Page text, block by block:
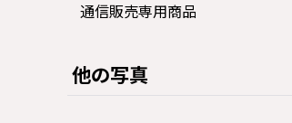
通信販売専用商品
他の写真